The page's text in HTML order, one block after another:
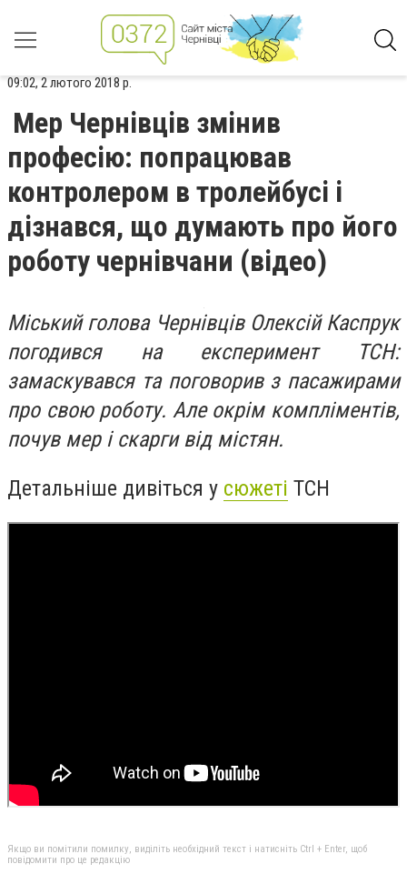
09:02, 2 лютого 2018 р.
Мер Чернівців змінив
професію: попрацював
контролером в тролейбусі і
дізнався, що думають про його
роботу чернівчани (відео)
Міський голова Чернівців Олексій Каспрук
погодився на експеримент ТСН:
замаскувався та поговорив з пасажирами
про свою роботу. Але окрім компліментів,
почув мер і скарги від містян.
Детальніше дивіться у сюжеті ТСН
Якщо ви помітили помилку, виділіть необхідний текст і натисніть Ctrl + Enter, щоб
повідомити про це редакцію